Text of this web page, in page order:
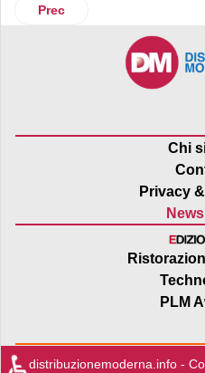
Articolo precedente:
Prec
Chi
Privacy
PLM
distribuzionemoderna.info -